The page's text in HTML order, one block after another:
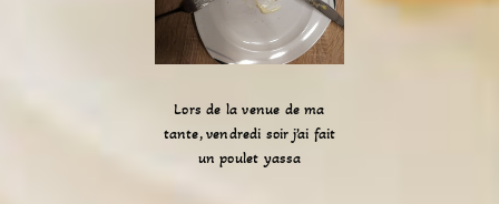
Lors de la venue de ma
tante, vendredi soir j’ai fait
un poulet yassa